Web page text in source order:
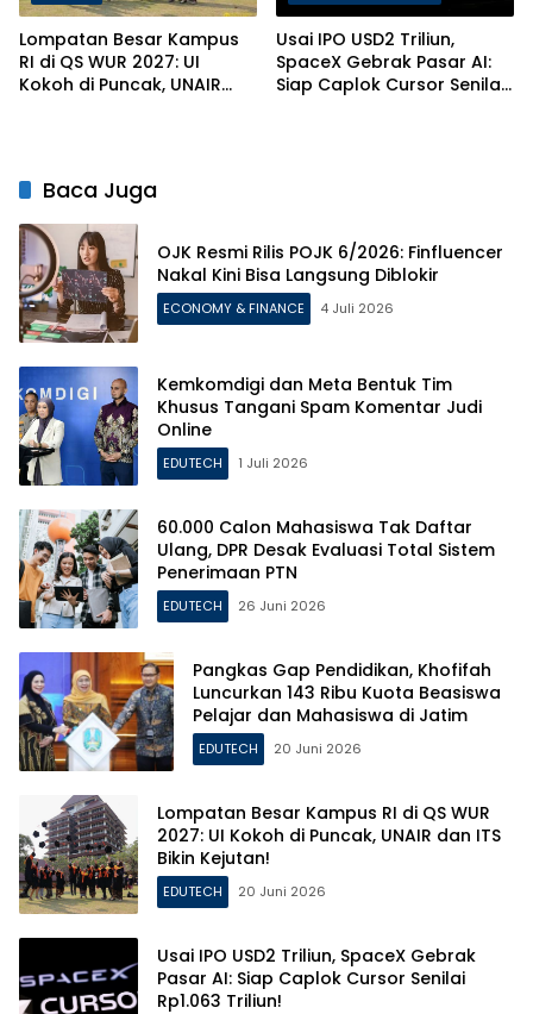
Lompatan Besar Kampus
RI di QS WUR 2027: UI
Kokoh di Puncak, UNAIR
Usai IPO USD2 Triliun,
SpaceX Gebrak Pasar AI:
Siap Caplok Cursor Senilai
Baca Juga
OJK Resmi Rilis POJK 6/2026: Finfluencer
Nakal Kini Bisa Langsung Diblokir
ECONOMY & FINANCE 4 Juli 2026
Kemkomdigi dan Meta Bentuk Tim
Khusus Tangani Spam Komentar Judi
Online
EDUTECH 1 Juli 2026
60.000 Calon Mahasiswa Tak Daftar
Ulang, DPR Desak Evaluasi Total Sistem
Penerimaan PTN
EDUTECH 26 Juni 2026
Pangkas Gap Pendidikan, Khofifah
Luncurkan 143 Ribu Kuota Beasiswa
Pelajar dan Mahasiswa di Jatim
EDUTECH 20 Juni 2026
Lompatan Besar Kampus RI di QS WUR
2027: UI Kokoh di Puncak, UNAIR dan ITS
Bikin Kejutan!
EDUTECH 20 Juni 2026
Usai IPO USD2 Triliun, SpaceX Gebrak
Pasar AI: Siap Caplok Cursor Senilai
Rp1.063 Triliun!